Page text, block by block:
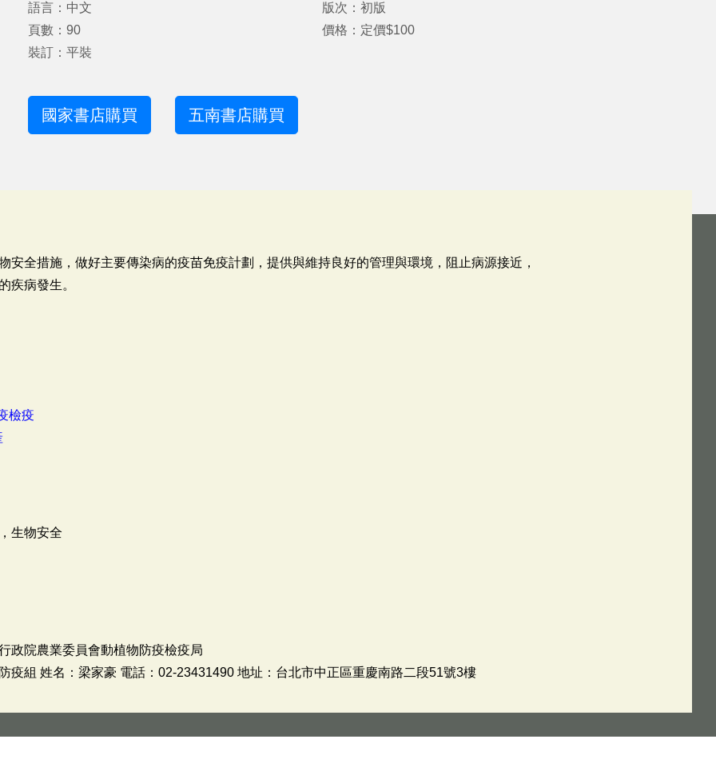
語言：中文
頁數：90
裝訂：平裝
版次：初版
價格：定價$100
國家書店購買 五南書店購買
安全措施，做好主要傳染病的疫苗免疫計劃，提供與維持良好的管理與環境，阻止病源接近，
疾病發生。
檢疫
生物安全
政院農業委員會動植物防疫檢疫局
疫組 姓名：梁家豪 電話：02-23431490 地址：台北市中正區重慶南路二段51號3樓